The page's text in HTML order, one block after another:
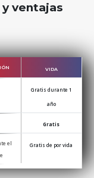
ventajas
VIDA
Gratis durante 1
año
Gratis
el
Gratis de por vida